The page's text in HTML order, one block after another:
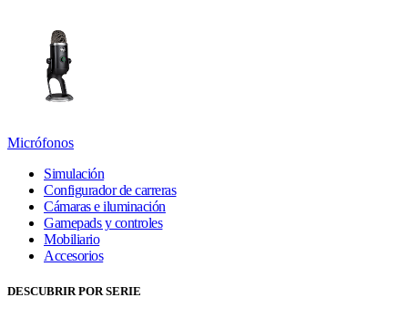
Micrófonos
Simulación
Configurador de carreras
Cámaras e iluminación
Gamepads y controles
Mobiliario
Accesorios
DESCUBRIR POR SERIE